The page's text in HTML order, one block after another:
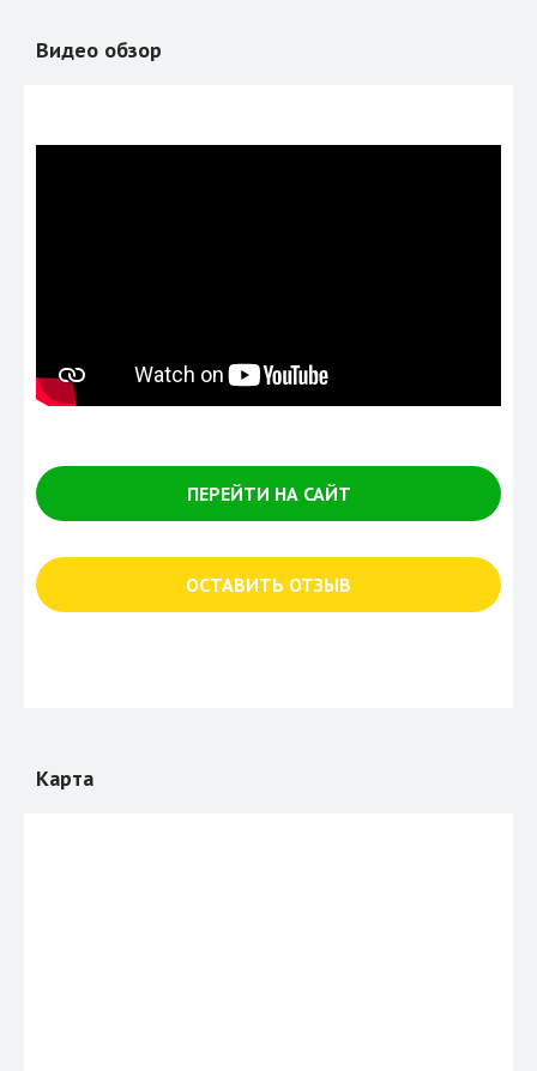
Видео обзор
ПЕРЕЙТИ НА САЙТ
ОСТАВИТЬ ОТЗЫВ
Карта